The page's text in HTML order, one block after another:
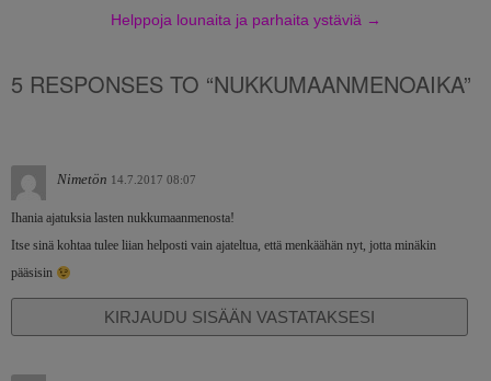
Helppoja lounaita ja parhaita ystäviä →
5 RESPONSES TO “NUKKUMAANMENOAIKA”
Nimetön 14.7.2017 08:07
Ihania ajatuksia lasten nukkumaanmenosta!
Itse sinä kohtaa tulee liian helposti vain ajateltua, että menkäähän nyt, jotta minäkin
pääsisin
KIRJAUDU SISÄÄN VASTATAKSESI